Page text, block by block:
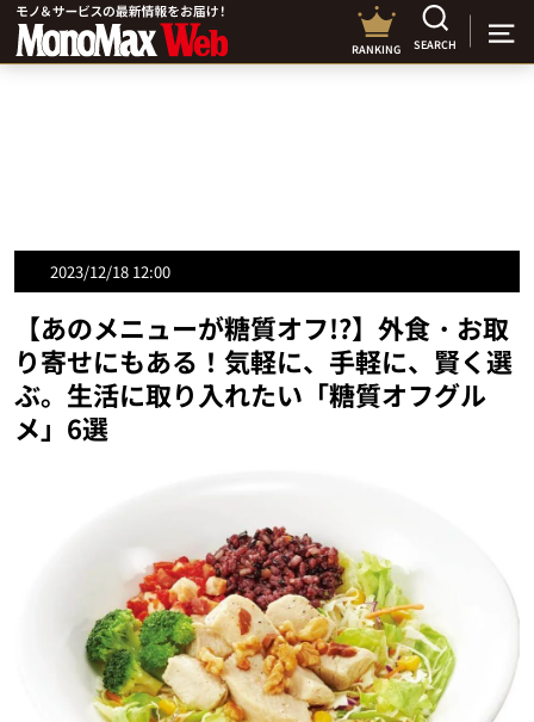
RANKING SEARCH
2023/12/18 12:00
【あのメニューが糖質オフ!?】外食・お取
り寄せにもある！気軽に、手軽に、賢く選
ぶ。生活に取り入れたい「糖質オフグル
メ」6選